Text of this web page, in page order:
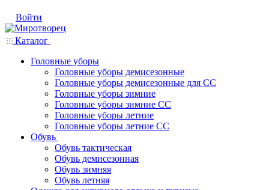
Войти
Каталог
Головные уборы
Головные уборы демисезонные
Головные уборы демисезонные для СС
Головные уборы зимние
Головные уборы зимние СС
Головные уборы летние
Головные уборы летние СС
Обувь
Обувь тактическая
Обувь демисезонная
Обувь зимняя
Обувь летняя